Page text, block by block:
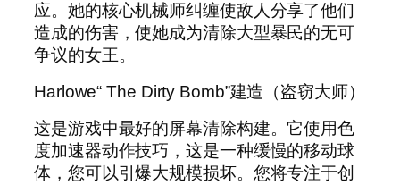
应。她的核心机械师纠缠使敌人分享了他们
造成的伤害，使她成为清除大型暴民的无可
争议的女王。
Harlowe“ The Dirty Bomb”建造（盗窃大师）
这是游戏中最好的屏幕清除构建。它使用色
度加速器动作技巧，这是一种缓慢的移动球
体，您可以引爆大规模损坏。您将专注于创